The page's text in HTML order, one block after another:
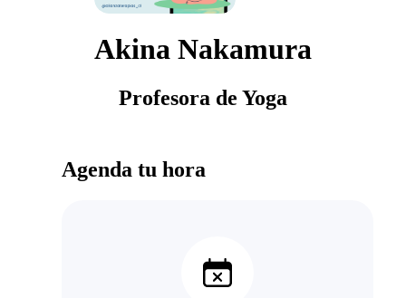
Akina Nakamura
Profesora de Yoga
Agenda tu hora